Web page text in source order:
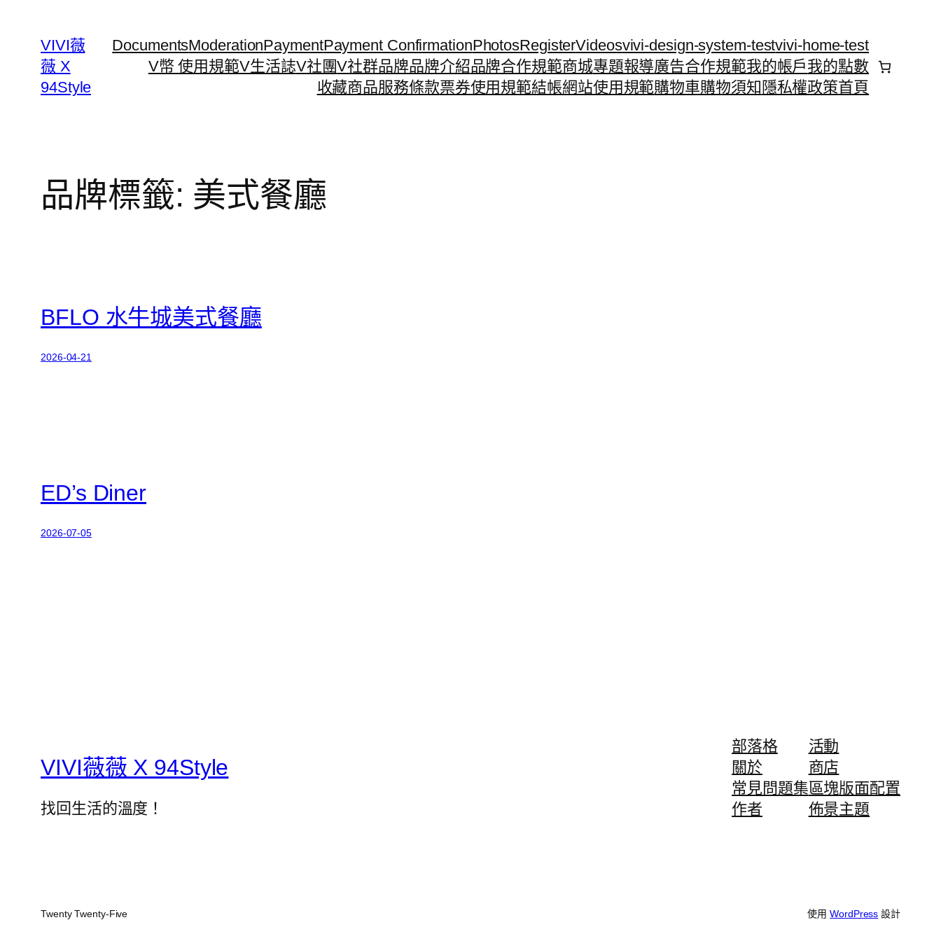
VIVI薇
薇 X
94Style
DocumentsModerationPaymentPayment ConfirmationPhotosRegisterVideosvivi-design-system-testvivi-home-test
V幣 使用規範V生活誌V社團V社群品牌品牌介紹品牌合作規範商城專題報導廣告合作規範我的帳戶我的點數
收藏商品服務條款票券使用規範結帳網站使用規範購物車購物須知 隱私權政策首頁
品牌標籤: 美式餐廳
BFLO 水牛城美式餐廳
2026-04-21
ED’s Diner
2026-07-05
VIVI薇薇 X 94Style
找回生活的溫度！
部落格
關於
常見問題集
作者
活動
商店
區塊版面配置
佈景主題
Twenty Twenty-Five 使用WordPress 設計